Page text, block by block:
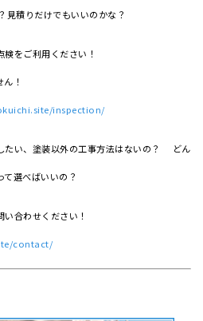
積りだけでもいいのかな？
をご利用ください！
！
inspection/
たい、塗装以外の工事方法はないの？ どん
選べばいいの？
合わせください！
contact/